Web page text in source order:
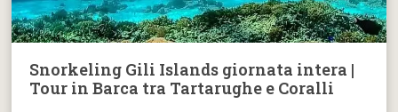
Snorkeling Gili Islands giornata intera |
Tour in Barca tra Tartarughe e Coralli